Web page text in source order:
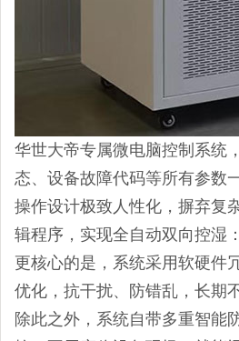
华世大帝专属微电脑控制系统
态、设备故障代码等所有参数
操作设计极致人性化，摒弃复
辑程序，实现全自动双向控湿
更核心的是，系统采用软硬件
优化，抗干扰、防错乱，长期
除此之外，系统自带多重智能